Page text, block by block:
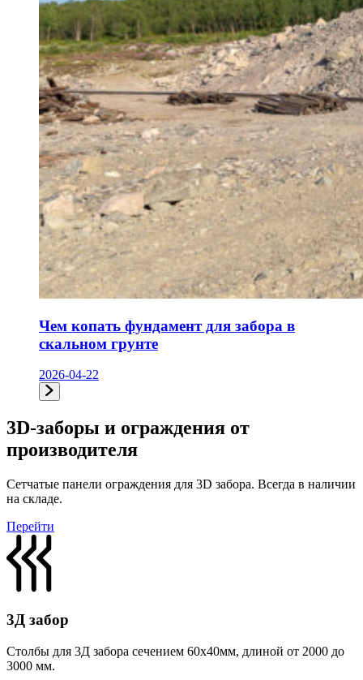
Чем копать фундамент для забора в
скальном грунте
2026-04-22
3D-заборы и ограждения от
производителя
Сетчатые панели ограждения для 3D забора. Всегда в наличии
на складе.
Перейти
3Д забор
Столбы для 3Д забора сечением 60х40мм, длиной от 2000 до
3000 мм.